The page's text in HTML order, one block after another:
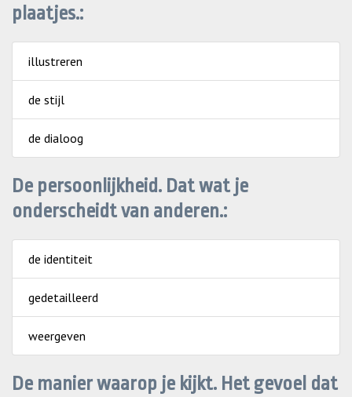
plaatjes.:
illustreren
de stijl
de dialoog
De persoonlijkheid. Dat wat je
onderscheidt van anderen.:
de identiteit
gedetailleerd
weergeven
De manier waarop je kijkt. Het gevoel dat